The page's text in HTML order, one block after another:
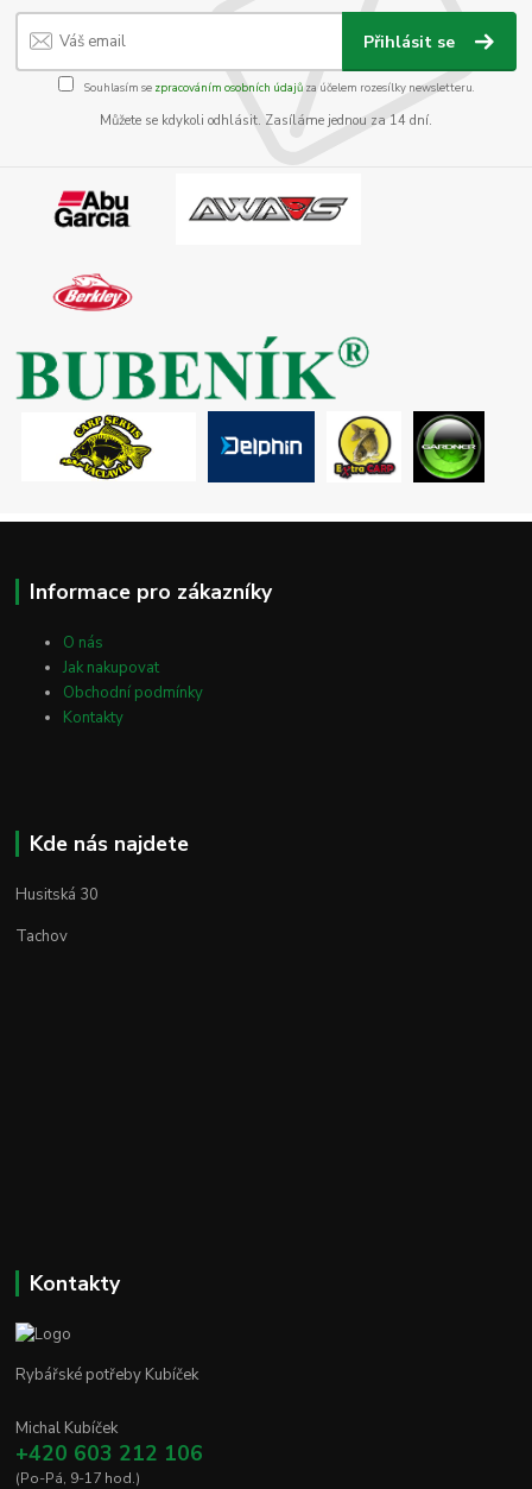
Přihlásit se
Souhlasím se zpracováním osobních údajůza účelem rozesílky newsletteru.
Můžete se kdykoli odhlásit. Zasíláme jednou za 14 dní.
Informace pro zákazníky
O nás
Jak nakupovat
Obchodní podmínky
Kontakty
Kde nás najdete
Husitská 30
Tachov
Kontakty
Rybářské potřeby Kubíček
Michal Kubíček
+420 603 212 106
(Po-Pá, 9-17 hod.)